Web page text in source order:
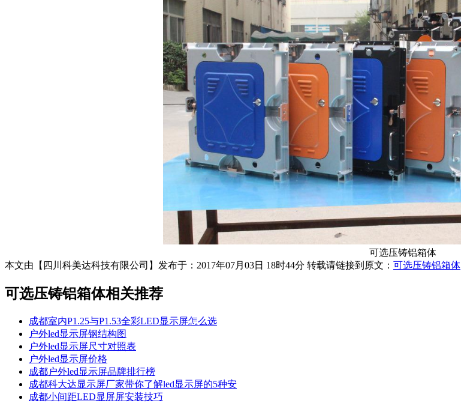
可选压铸铝箱体
本文由【四川科美达科技有限公司】发布于：2017年07月03日 18时44分 转载请链接到原文： 可选压铸铝箱体
可选压铸铝箱体相关推荐
成都室内P1.25与P1.53全彩LED显示屏怎么选
户外led显示屏钢结构图
户外led显示屏尺寸对照表
户外led显示屏价格
成都户外led显示屏品牌排行榜
成都科大达显示屏厂家带你了解led显示屏的5种安
成都小间距LED显屏屏安装技巧